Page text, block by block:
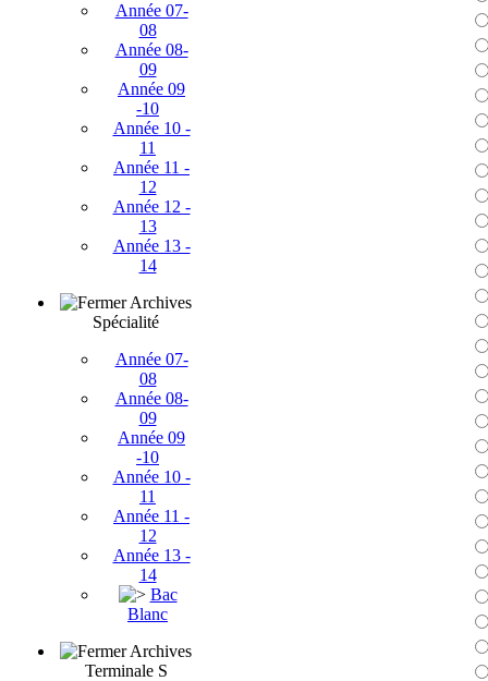
Année 07-
08
Année 08-
09
Année 09
-10
Année 10 -
11
Année 11 -
12
Année 12 -
13
Année 13 -
14
Archives
Spécialité
Année 07-
08
Année 08-
09
Année 09
-10
Année 10 -
11
Année 11 -
12
Année 13 -
14
Bac
Blanc
Archives
Terminale S